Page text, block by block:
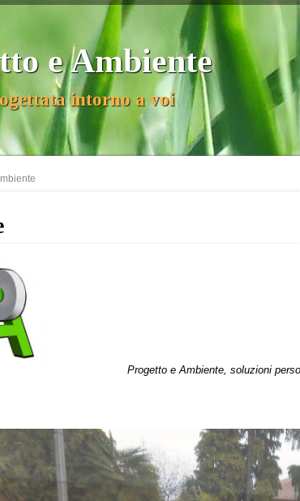
e Ambiente
intorno a voi
Progetto e Ambiente, soluzioni